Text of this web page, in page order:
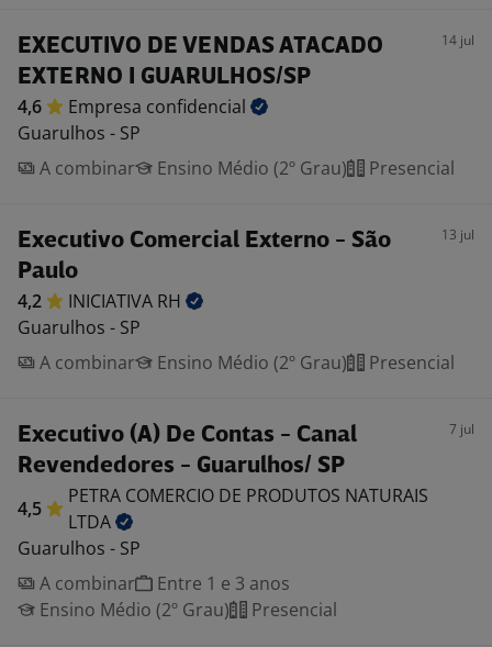
EXECUTIVO DE VENDAS ATACADO
EXTERNO I GUARULHOS/SP
14 jul
4,6 Empresa confidencial
Guarulhos - SP
A combinar
Ensino Médio (2º Grau) Presencial
Executivo Comercial Externo - São
Paulo
13 jul
4,2 INICIATIVA RH
Guarulhos - SP
A combinar
Ensino Médio (2º Grau) Presencial
Executivo (A) De Contas - Canal
Revendedores - Guarulhos/ SP
7 jul
4,5
PETRA COMERCIO DE PRODUTOS NATURAIS
LTDA
Guarulhos - SP
A combinar
Entre 1 e 3 anos
Ensino Médio (2º Grau)
Presencial